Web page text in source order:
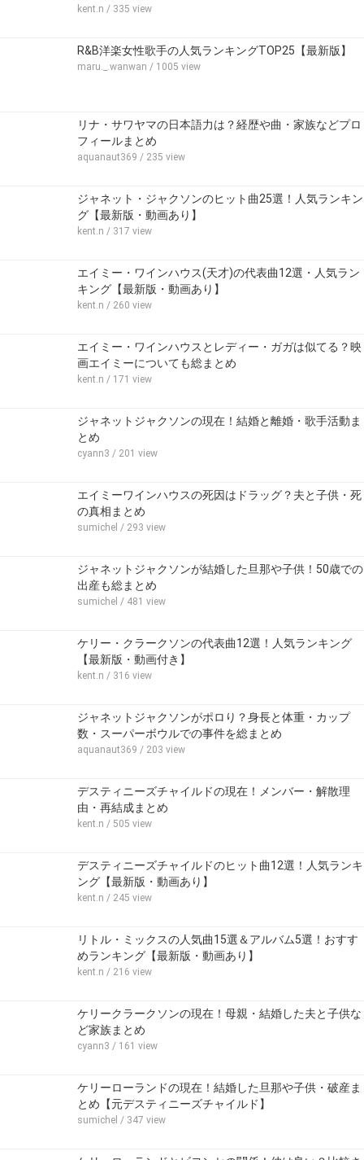
kent.n / 335 view
R&B洋楽女性歌手の人気ランキングTOP25【最新版】
maru._.wanwan / 1005 view
リナ・サワヤマの日本語力は？経歴や曲・家族などプロ
フィールまとめ
aquanaut369 / 235 view
ジャネット・ジャクソンのヒット曲25選！人気ランキン
グ【最新版・動画あり】
kent.n / 317 view
エイミー・ワインハウス(天才)の代表曲12選・人気ラン
キング【最新版・動画あり】
kent.n / 260 view
エイミー・ワインハウスとレディー・ガガは似てる？映
画エイミーについても総まとめ
kent.n / 171 view
ジャネットジャクソンの現在！結婚と離婚・歌手活動ま
とめ
cyann3 / 201 view
エイミーワインハウスの死因はドラッグ？夫と子供・死
の真相まとめ
sumichel / 293 view
ジャネットジャクソンが結婚した旦那や子供！50歳での
出産も総まとめ
sumichel / 481 view
ケリー・クラークソンの代表曲12選！人気ランキング
【最新版・動画付き】
kent.n / 316 view
ジャネットジャクソンがポロり？身長と体重・カップ
数・スーパーボウルでの事件を総まとめ
aquanaut369 / 203 view
デスティニーズチャイルドの現在！メンバー・解散理
由・再結成まとめ
kent.n / 505 view
デスティニーズチャイルドのヒット曲12選！人気ランキ
ング【最新版・動画あり】
kent.n / 245 view
リトル・ミックスの人気曲15選＆アルバム5選！おすす
めランキング【最新版・動画あり】
kent.n / 216 view
ケリークラークソンの現在！母親・結婚した夫と子供な
ど家族まとめ
cyann3 / 161 view
ケリーローランドの現在！結婚した旦那や子供・破産ま
とめ【元デスティニーズチャイルド】
sumichel / 347 view